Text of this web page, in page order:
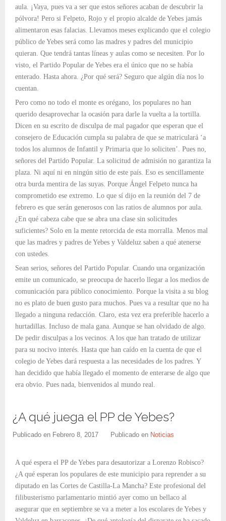
aula. ¡Vaya, pues va a ser que estos señores acaban de descubrir la
pólvora! Pero si Felpeto, Rojo y el propio alcalde de Yebes jamás
alimentaron esas falacias. Llevamos meses explicando que el colegio
público de Yebes será como las madres y padres del municipio
quieran. Que tendrá tantas líneas y aulas como se necesiten. Por lo
visto, el Partido Popular de Yebes era el único que no se había
enterado. Hasta ahora. ¿Por qué será? Seguro que algún día nos lo
cuentan.
Pero como no todo el monte es orégano, los populares no han
querido desaprovechar la ocasión para darle la vuelta a la tortilla.
Dicen en su escrito de disculpa de mal pagador que esperan que el
consejero de Educación cumpla su palabra de que se matriculará ‘a
todos los alumnos de Infantil y Primaria que lo soliciten’. Pues no,
señores del Partido Popular. La solicitud de admisión no garantiza la
plaza. Ni aquí ni en ningún sitio de este país. Eso es sencillamente
otra burda mentira de las suyas. Porque Ángel Felpeto nunca ha
comprometido ese extremo. Lo que sí dijo en la reunión del 7 de
febrero es que serán generosos con las ratios de alumnos por aula.
¿En qué cabeza cabe que se abra una clase sin solicitudes
suficientes? Solo en la mente retorcida de esta morralla. Menos mal
que las madres y padres de Yebes y Valdeluz saben a qué atenerse
con ustedes.
Sean serios, señores del Partido Popular. Cuando una organización
emite un comunicado, se preocupa de hacerlo llegar a los medios de
comunicación para público conocimiento. Porque la visita a su blog
no es plato de buen gusto para muchos. Pues va a resultar que no ha
llegado a ninguna redacción. Claro, esta vez era preferible hacerlo a
hurtadillas. Incluso de mala gana. Aunque se han olvidado de algo.
De pedir disculpas a los vecinos. A los que han tratado de utilizar
para su nocivo interés. Hasta que han caído en la cuenta de que el
colegio de Yebes dará respuesta a las necesidades de los padres. Y
han decidido que había llegado el momento de enterarse de algo que
era obvio. Pues nada, bienvenidos al mundo real.
¿A qué juega el PP de Yebes?
Publicado en Febrero 8, 2017 Publicado en Noticias
A qué espera el PP de Yebes para desautorizar a Lorenzo Robisco?
¿A qué esperan los populares de este municipio para reprender a su
diputado en las Cortes de Castilla-La Mancha? Este profesional del
filibusterismo parlamentario mintió ayer como un bellaco al
asegurar que en septiembre se va a meter a los escolares de Yebes y